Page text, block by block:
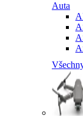
Auta